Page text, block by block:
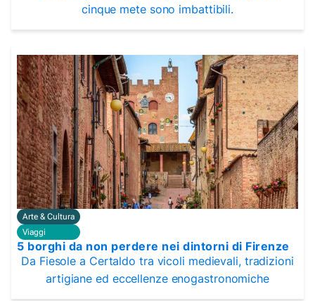
cinque mete sono imbattibili.
Arte & Cultura
Viaggi
5 borghi da non perdere nei dintorni di Firenze
Da Fiesole a Certaldo tra vicoli medievali, tradizioni
artigiane ed eccellenze enogastronomiche